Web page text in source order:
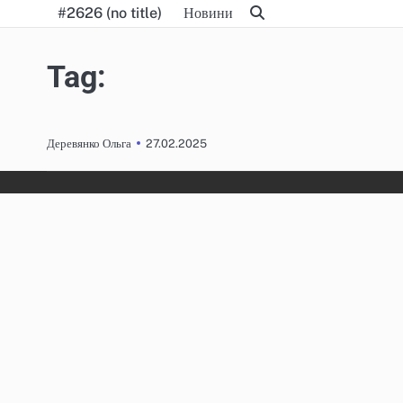
to
#2626 (no title) Новини
Tag:
Деревянко Ольга 27.02.2025